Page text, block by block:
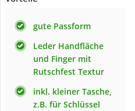
gute Passform
Leder Handfläche
und Finger mit
Rutschfest Textur
inkl. kleiner Tasche,
z.B. für Schlüssel